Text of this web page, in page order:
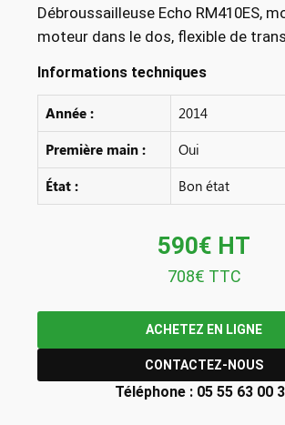
Débroussailleuse Echo RM410ES,
moteur dans le dos, flexible de
Informations techniques
Année :
2014
Première main :
Oui
État :
Bon état
590€ HT
708€ TTC
ACHETEZ EN LIGNE
CONTACTEZ-NOUS
Téléphone : 05 55 63 00